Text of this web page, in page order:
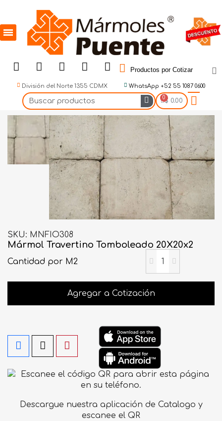
Productos por Cotizar
División del Norte 1355 CDMX WhatsApp +52 55 1087 0600
$ 0.00
SKU MNFIO308
Mármol Travertino Tomboleado 20X20x2
Cantidad por M2
Agregar a Cotización
Descargue nuestra aplicación de Catalogo y
escanee el QR